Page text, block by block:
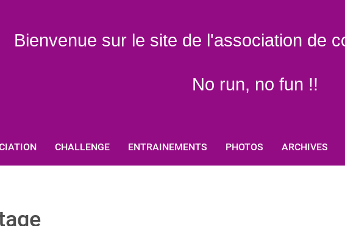
Bienvenue sur le site de l'association de
No run, no fun !!
CHALLENGE ENTRAINEMENTS PHOTOS ARCHIVES